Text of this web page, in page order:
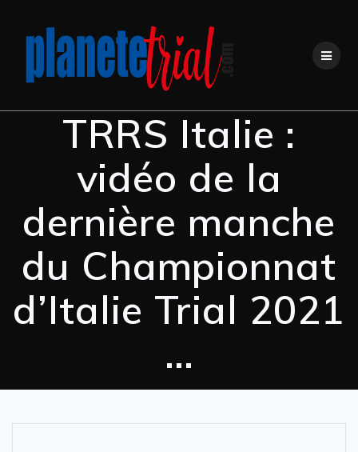
TRRS Italie :
vidéo de la
dernière manche
du Championnat
d’Italie Trial 2021
…